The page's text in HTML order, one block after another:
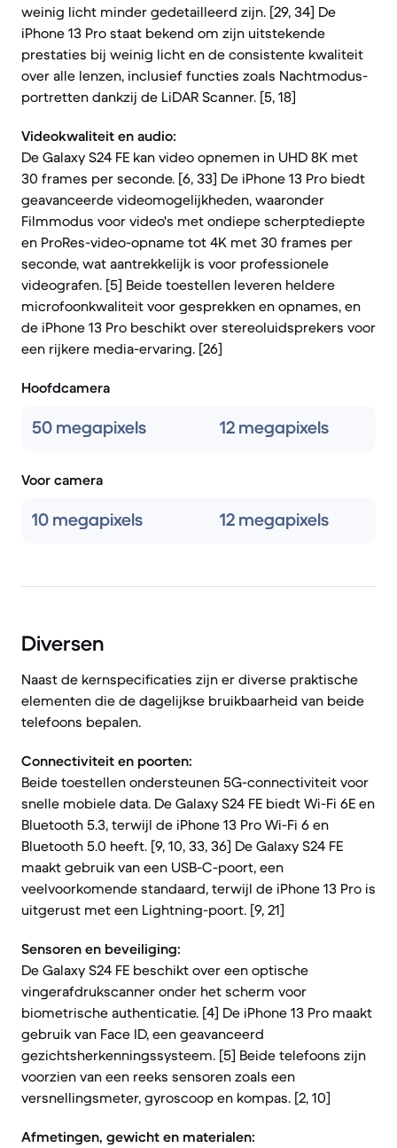
weinig licht minder gedetailleerd zijn. [29, 34] De
iPhone 13 Pro staat bekend om zijn uitstekende
prestaties bij weinig licht en de consistente kwaliteit
over alle lenzen, inclusief functies zoals Nachtmodus-
portretten dankzij de LiDAR Scanner. [5, 18]
Videokwaliteit en audio:
De Galaxy S24 FE kan video opnemen in UHD 8K met
30 frames per seconde. [6, 33] De iPhone 13 Pro biedt
geavanceerde videomogelijkheden, waaronder
Filmmodus voor video's met ondiepe scherptediepte
en ProRes-video-opname tot 4K met 30 frames per
seconde, wat aantrekkelijk is voor professionele
videografen. [5] Beide toestellen leveren heldere
microfoonkwaliteit voor gesprekken en opnames, en
de iPhone 13 Pro beschikt over stereoluidsprekers voor
een rijkere media-ervaring. [26]
Hoofdcamera
50 megapixels 12 megapixels
Voor camera
10 megapixels 12 megapixels
Diversen
Naast de kernspecificaties zijn er diverse praktische
elementen die de dagelijkse bruikbaarheid van beide
telefoons bepalen.
Connectiviteit en poorten:
Beide toestellen ondersteunen 5G-connectiviteit voor
snelle mobiele data. De Galaxy S24 FE biedt Wi-Fi 6E en
Bluetooth 5.3, terwijl de iPhone 13 Pro Wi-Fi 6 en
Bluetooth 5.0 heeft. [9, 10, 33, 36] De Galaxy S24 FE
maakt gebruik van een USB-C-poort, een
veelvoorkomende standaard, terwijl de iPhone 13 Pro is
uitgerust met een Lightning-poort. [9, 21]
Sensoren en beveiliging:
De Galaxy S24 FE beschikt over een optische
vingerafdrukscanner onder het scherm voor
biometrische authenticatie. [4] De iPhone 13 Pro maakt
gebruik van Face ID, een geavanceerd
gezichtsherkenningssysteem. [5] Beide telefoons zijn
voorzien van een reeks sensoren zoals een
versnellingsmeter, gyroscoop en kompas. [2, 10]
Afmetingen, gewicht en materialen: